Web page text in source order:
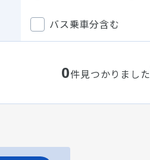
バス乗車分含む
0件見つかりました